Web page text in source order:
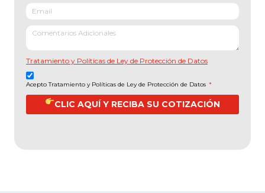
Tratamiento y Políticas de Ley de Protección de Datos
Acepto Tratamiento y Políticas de Ley de Protección de Datos *
CLIC AQUÍ Y RECIBA SU COTIZACIÓN